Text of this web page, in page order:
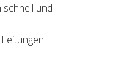
schnell und